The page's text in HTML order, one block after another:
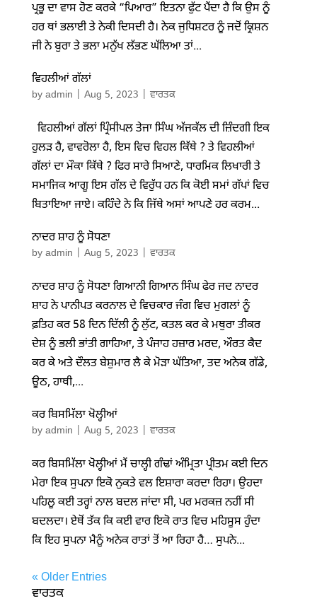
ਪ੍ਰਭੂ ਦਾ ਵਾਸ ਹੋਣ ਕਰਕੇ “ਪਿਆਰ” ਇਤਨਾ ਫੁੱਟ ਪੈਂਦਾ ਹੈ ਕਿ ਉਸ ਨੂੰ
ਹਰ ਥਾਂ ਭਲਾਈ ਤੇ ਨੇਕੀ ਦਿਸਦੀ ਹੈ। ਨੇਕ ਜੁਧਿਸ਼ਟਰ ਨੂੰ ਜਦੋਂ ਕ੍ਰਿਸ਼ਨ
ਜੀ ਨੇ ਬੁਰਾ ਤੇ ਭਲਾ ਮਨੁੱਖ ਲੱਭਣ ਘੱਲਿਆ ਤਾਂ...
ਵਿਹਲੀਆਂ ਗੱਲਾਂ
by admin Aug 5, 2023 ਵਾਰਤਕ
ਵਿਹਲੀਆਂ ਗੱਲਾਂ ਪ੍ਰਿੰਸੀਪਲ ਤੇਜਾ ਸਿੰਘ ਅੱਜਕੱਲ ਦੀ ਜ਼ਿੰਦਗੀ ਇਕ
ਹੁਲੜ ਹੈ, ਵਾਵਰੋਲਾ ਹੈ, ਇਸ ਵਿਚ ਵਿਹਲ ਕਿੱਥੇ ? ਤੇ ਵਿਹਲੀਆਂ
ਗੱਲਾਂ ਦਾ ਮੌਕਾ ਕਿੱਥੇ ? ਫਿਰ ਸਾਰੇ ਸਿਆਣੇ, ਧਾਰਮਿਕ ਲਿਖਾਰੀ ਤੇ
ਸਮਾਜਿਕ ਆਗੂ ਇਸ ਗੱਲ ਦੇ ਵਿਰੁੱਧ ਹਨ ਕਿ ਕੋਈ ਸਮਾਂ ਗੱਪਾਂ ਵਿਚ
ਬਿਤਾਇਆ ਜਾਏ। ਕਹਿੰਦੇ ਨੇ ਕਿ ਜਿੱਥੇ ਅਸਾਂ ਆਪਣੇ ਹਰ ਕਰਮ...
ਨਾਦਰ ਸ਼ਾਹ ਨੂੰ ਸੋਧਣਾ
by admin Aug 5, 2023 ਵਾਰਤਕ
ਨਾਦਰ ਸ਼ਾਹ ਨੂੰ ਸੋਧਣਾ ਗਿਆਨੀ ਗਿਆਨ ਸਿੰਘ ਫੇਰ ਜਦ ਨਾਦਰ
ਸ਼ਾਹ ਨੇ ਪਾਨੀਪਤ ਕਰਨਾਲ ਦੇ ਵਿਚਕਾਰ ਜੰਗ ਵਿਚ ਮੁਗਲਾਂ ਨੂੰ
ਫ਼ਤਿਹ ਕਰ 58 ਦਿਨ ਦਿੱਲੀ ਨੂੰ ਲੁੱਟ, ਕਤਲ ਕਰ ਕੇ ਮਥੁਰਾ ਤੀਕਰ
ਦੇਸ਼ ਨੂੰ ਭਲੀ ਭਾਂਤੀ ਗਾਹਿਆ, ਤੇ ਪੰਜਾਹ ਹਜ਼ਾਰ ਮਰਦ, ਔਰਤ ਕੈਦ
ਕਰ ਕੇ ਅਤੇ ਦੌਲਤ ਬੇਸ਼ੁਮਾਰ ਲੈ ਕੇ ਮੋੜਾ ਘੱਤਿਆ, ਤਦ ਅਨੇਕ ਗੱਡੇ,
ਊਠ, ਹਾਥੀ,...
ਕਰ ਬਿਸਮਿੱਲਾ ਖੋਲ੍ਹੀਆਂ
by admin Aug 5, 2023 ਵਾਰਤਕ
ਕਰ ਬਿਸਮਿੱਲਾ ਖੋਲ੍ਹੀਆਂ ਮੈਂ ਚਾਲ੍ਹੀ ਗੰਢਾਂ ਅੰਮ੍ਰਿਤਾ ਪ੍ਰੀਤਮ ਕਈ ਦਿਨ
ਮੇਰਾ ਇਕ ਸੁਪਨਾ ਇਕੋ ਨੁਕਤੇ ਵਲ ਇਸ਼ਾਰਾ ਕਰਦਾ ਰਿਹਾ। ਉਹਦਾ
ਪਹਿਲੂ ਕਈ ਤਰ੍ਹਾਂ ਨਾਲ ਬਦਲ ਜਾਂਦਾ ਸੀ, ਪਰ ਮਰਕਜ਼ ਨਹੀਂ ਸੀ
ਬਦਲਦਾ। ਏਥੋਂ ਤੱਕ ਕਿ ਕਈ ਵਾਰ ਇਕੋ ਰਾਤ ਵਿਚ ਮਹਿਸੂਸ ਹੁੰਦਾ
ਕਿ ਇਹ ਸੁਪਨਾ ਮੈਨੂੰ ਅਨੇਕ ਰਾਤਾਂ ਤੋਂ ਆ ਰਿਹਾ ਹੈ… ਸੁਪਨੇ...
« Older Entries
ਵਾਰਤਕ